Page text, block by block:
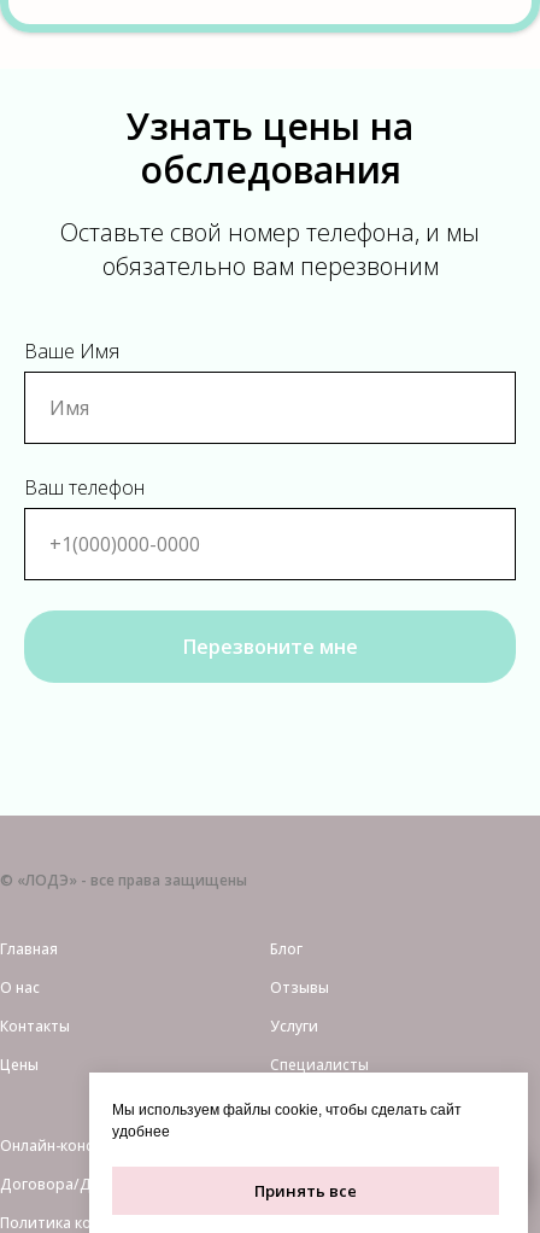
Мы используем файлы cookie, чтобы сделать сайт
удобнее
Принять все
Узнать цены на
обследования
Оставьте свой номер телефона, и мы
обязательно вам перезвоним
Ваше Имя
Ваш телефон
Перезвоните мне
© «ЛОДЭ» - все права защищены
Главная
О нас
Контакты
Цены
Блог
Отзывы
Услуги
Специалисты
Онлайн-консультации
Договора/Документы
Политика конфиденциальности